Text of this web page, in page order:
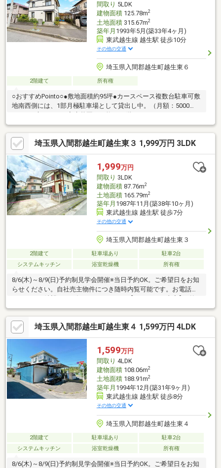
間取り 5LDK
建物面積125.78m2
土地面積315.67m2
築年月 1993年5月(築33年4ヶ月)
東武越生線 越生駅 徒歩10分
その他の交通
埼玉県入間郡越生町越生東６
2階建て 所有権
○おすすめPointo○●敷地面積約95坪●カースペース複数台駐車可敷
地南西側には、1部月極駐車場として貸出し中。（月額：5000
ームあり●5LDKの大型戸建セキスイハイム施工物件●室内綺麗に
お使いです。●室内リフォーム履歴多数あり令和８年：外壁塗
装、インターホン工事、床補修、クロス補修など（ライフインフ
ォメーション）・越生小学校：徒歩23分・越生中学校：徒歩43
分・カインズ越生店：徒歩19分・ウエルシア越生店：徒歩7分・
ローソン越生：徒歩10分
埼玉県入間郡越生町越生東３ 1,999万円 3LDK
1,999万円
間取り 3LDK
建物面積87.76m2
土地面積165.79m2
築年月 1987年11月(築38年10ヶ月)
東武越生線 越生駅 徒歩7分
その他の交通
埼玉県入間郡越生町越生東３
2階建て 駐車場あり
駐車2台
システムキッチン
浴室乾燥機 所有権
8/6(木)～8/9(日)予約制見学会開催※当日予約OK。ご希望日をお知
らせください。自社売主物件につき随時内覧可能です。お電話か
構・外装外壁塗装、屋根塗装、庭整備●内装工事システムキッチ
ン交換、ユニットバス交換、トイレ交換、洗面化粧台交換、室内
ドア（一部）交換、床材上張り、シューズボックス交換、クロス
張替え、畳表替え、障子・襖張替え、インターホン設置、火災警
報器設置、照明器具交換、シロアリ防除工事、クリーニング、鍵
交換、雨漏り点検、設備点検、【おすすめポイント】・駐車場拡
張工事を行い並列2台
埼玉県入間郡越生町越生東４ 1,599万円 4LDK
1,599万円
間取り 4LDK
建物面積108.06m2
土地面積188.91m2
築年月 1994年12月(築31年9ヶ月)
東武越生線 越生駅 徒歩8分
その他の交通
埼玉県入間郡越生町越生東４
2階建て 駐車場あり
駐車2台
システムキッチン
浴室乾燥機 所有権
8/6(木)～8/9(日)予約制見学会開催※当日予約OK。ご希望日をお知